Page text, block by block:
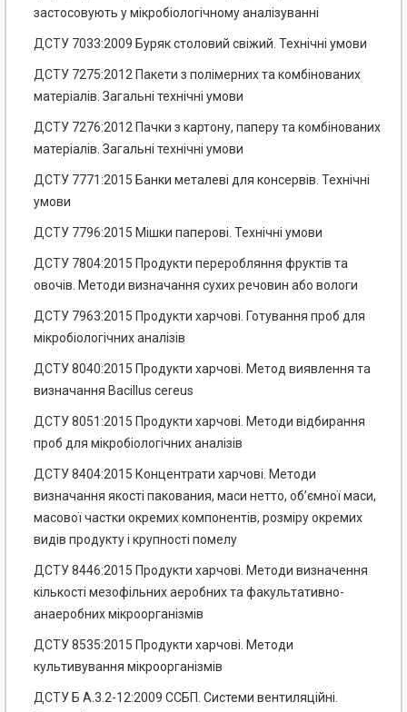
застосовують у мікробіологічному аналізуванні
ДСТУ 7033:2009 Буряк столовий свіжий. Технічні умови
ДСТУ 7275:2012 Пакети з полімерних та комбінованих
матеріалів. Загальні технічні умови
ДСТУ 7276:2012 Пачки з картону, паперу та комбінованих
матеріалів. Загальні технічні умови
ДСТУ 7771:2015 Банки металеві для консервів. Технічні
умови
ДСТУ 7796:2015 Мішки паперові. Технічні умови
ДСТУ 7804:2015 Продукти переробляння фруктів та
овочів. Методи визначання сухих речовин або вологи
ДСТУ 7963:2015 Продукти харчові. Готування проб для
мікробіологічних аналізів
ДСТУ 8040:2015 Продукти харчові. Метод виявлення та
визначання Bacillus cereus
ДСТУ 8051:2015 Продукти харчові. Методи відбирання
проб для мікробіологічних аналізів
ДСТУ 8404:2015 Концентрати харчові. Методи
визначання якості пакования, маси нетто, об’ємної маси,
масової частки окремих компонентів, розміру окремих
видів продукту і крупності помелу
ДСТУ 8446:2015 Продукти харчові. Методи визначення
кількості мезофільних аеробних та факультативно-
анаеробних мікроорганізмів
ДСТУ 8535:2015 Продукти харчові. Методи
культивування мікроорганізмів
ДСТУ Б А.3.2-12:2009 ССБП. Системи вентиляційні.